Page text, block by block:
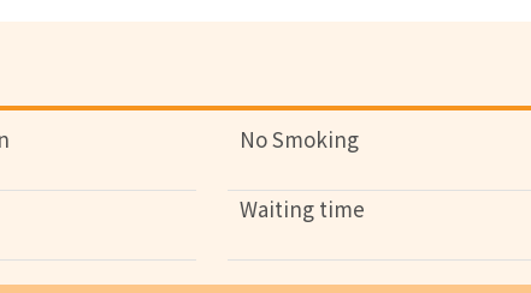
No Smoking
Waiting time